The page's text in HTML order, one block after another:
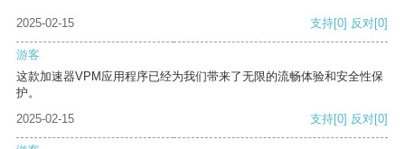
2025-02-15 支持[0] 反对[0]
游客
这款加速器VPM应用程序已经为我们带来了无限的流畅体验和安全性保
护。
2025-02-15
支持[0] 反对[0]